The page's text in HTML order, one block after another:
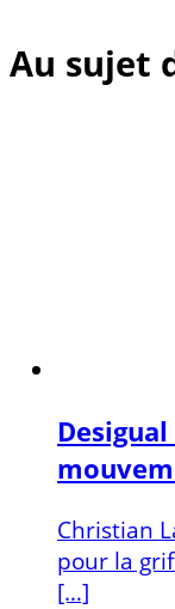
Au sujet
Christian
pour la
[…]